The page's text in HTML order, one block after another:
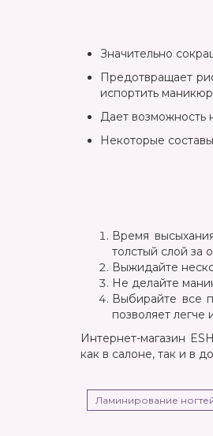
Значительно
Предотвращает
испортить
Дает возможность
Некоторые
Время
толстый слой за
Выжидайте
Не делайте
Выбирайте все
позволяет легче
Интернет-магазин
как в салоне, так и в
Ламинирование